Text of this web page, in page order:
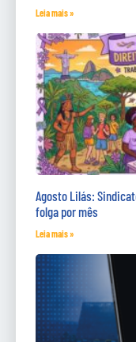
Leia mais »
Agosto Lilás:
folga por mês
Leia mais »